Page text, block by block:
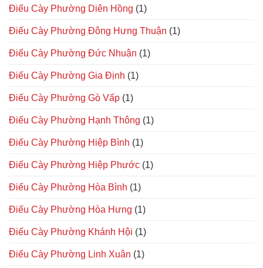
Điếu Cày Phường Diên Hồng (1)
Điếu Cày Phường Đông Hưng Thuận (1)
Điếu Cày Phường Đức Nhuận (1)
Điếu Cày Phường Gia Định (1)
Điếu Cày Phường Gò Vấp (1)
Điếu Cày Phường Hạnh Thông (1)
Điếu Cày Phường Hiệp Bình (1)
Điếu Cày Phường Hiệp Phước (1)
Điếu Cày Phường Hòa Bình (1)
Điếu Cày Phường Hòa Hưng (1)
Điếu Cày Phường Khánh Hội (1)
Điếu Cày Phường Linh Xuân (1)